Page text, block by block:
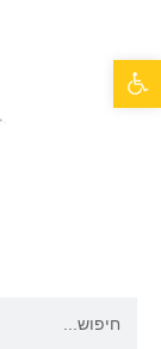
פתח סרגל נגישות